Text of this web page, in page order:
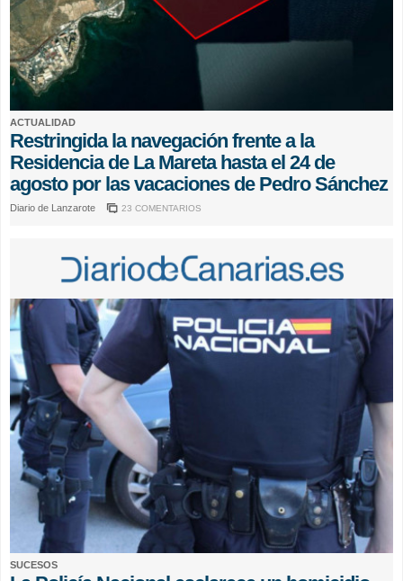
ACTUALIDAD
Restringida la navegación frente a la
Residencia de La Mareta hasta el 24 de
agosto por las vacaciones de Pedro Sánchez
Diario de Lanzarote 23 COMENTARIOS
SUCESOS